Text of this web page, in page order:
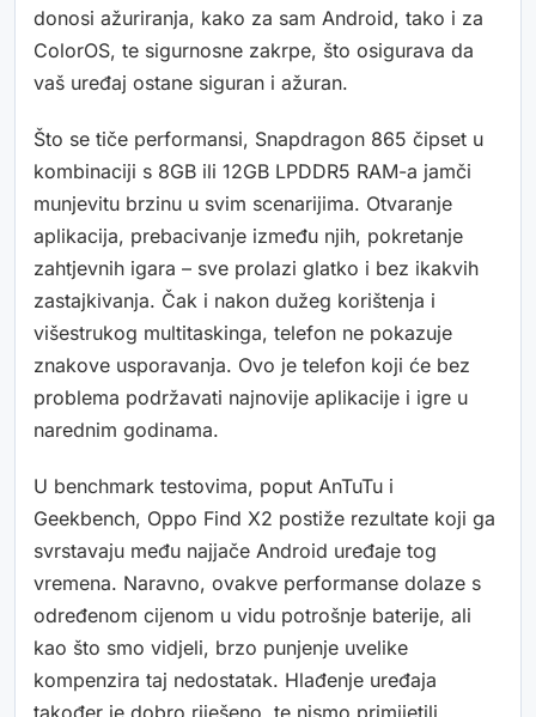
donosi ažuriranja, kako za sam Android, tako i za
ColorOS, te sigurnosne zakrpe, što osigurava da
vaš uređaj ostane siguran i ažuran.
Što se tiče performansi, Snapdragon 865 čipset u
kombinaciji s 8GB ili 12GB LPDDR5 RAM-a jamči
munjevitu brzinu u svim scenarijima. Otvaranje
aplikacija, prebacivanje između njih, pokretanje
zahtjevnih igara – sve prolazi glatko i bez ikakvih
zastajkivanja. Čak i nakon dužeg korištenja i
višestrukog multitaskinga, telefon ne pokazuje
znakove usporavanja. Ovo je telefon koji će bez
problema podržavati najnovije aplikacije i igre u
narednim godinama.
U benchmark testovima, poput AnTuTu i
Geekbench, Oppo Find X2 postiže rezultate koji ga
svrstavaju među najjače Android uređaje tog
vremena. Naravno, ovakve performanse dolaze s
određenom cijenom u vidu potrošnje baterije, ali
kao što smo vidjeli, brzo punjenje uvelike
kompenzira taj nedostatak. Hlađenje uređaja